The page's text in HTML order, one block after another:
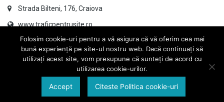
Strada Bilteni, 176, Craiova
www.traficpentrusite.ro
© 2026 TRAFIC PENTRU SITE | Designed & Developed bywww.ayandesign.ro
Folosim cookie-uri pentru a vă asigura că vă oferim cea mai
bună experiență pe site-ul nostru web. Dacă continuați să
utilizați acest site, vom presupune că sunteți de acord cu
utilizarea cookie-urilor.
Accept Citeste Politica cookie-uri